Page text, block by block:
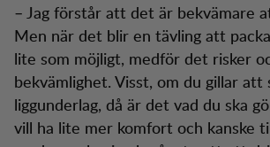
– Jag förstår att det är bekvämare
Men när det blir en tävling att
lite som möjligt, medför det risker
bekvämlighet. Visst, om du gillar att
liggunderlag, då är det vad du ska
vill ha lite mer komfort och kanske